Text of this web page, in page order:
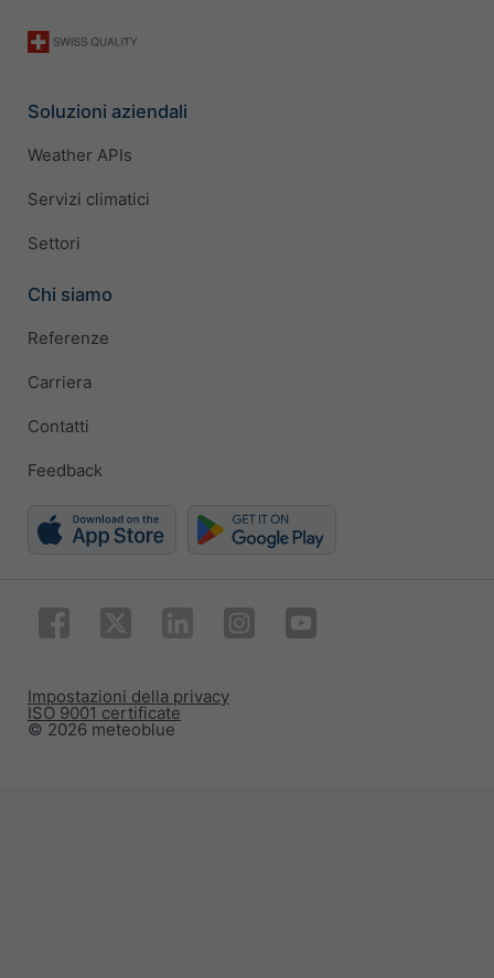
Soluzioni aziendali
Weather APIs
Servizi climatici
Settori
Chi siamo
Referenze
Carriera
Contatti
Feedback
© 2026 meteoblue
ISO 9001 certificate
Impostazioni della privacy